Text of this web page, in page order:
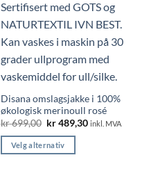
Disana omslagsjakke i 100%
økologisk merinoull rosé
kr699,00 Opprinnelig
var:
kr 699,00.
kr489,30Nåværende
inkl. MVA
Velg alternativ